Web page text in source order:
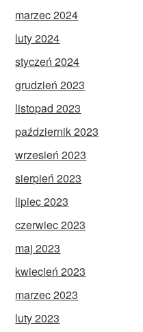
marzec 2024
luty 2024
styczeń 2024
grudzień 2023
listopad 2023
październik 2023
wrzesień 2023
sierpień 2023
lipiec 2023
czerwiec 2023
maj 2023
kwiecień 2023
marzec 2023
luty 2023